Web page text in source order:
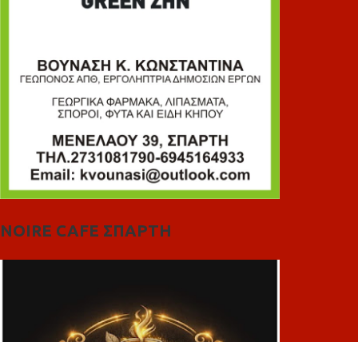
NOIRE CAFE ΣΠΑΡΤΗ